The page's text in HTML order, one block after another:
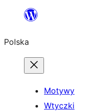
Przejdź
treści
Polska
Motywy
Wtyczki